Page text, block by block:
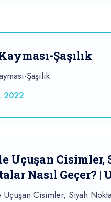
Şaşılık
Şaşılık
2022
Uçuşan Cisimler,
Nasıl Geçer? |
Cisimler, Siyah